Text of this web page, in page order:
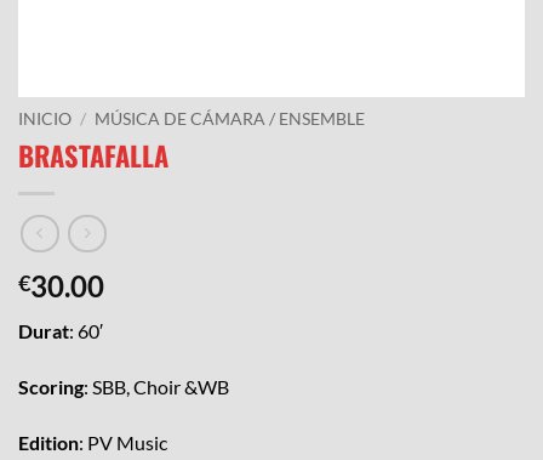
INICIO / MÚSICA DE CÁMARA / ENSEMBLE
BRASTAFALLA
€30.00
Durat: 60′
Scoring: SBB, Choir &WB
Edition: PV Music